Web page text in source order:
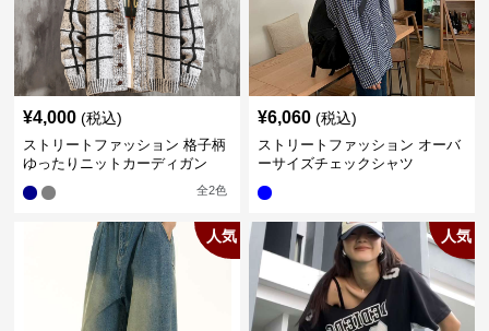
¥4,000 (税込)
ストリートファッション 格子柄
ゆったりニットカーディガン
全2色
¥6,060 (税込)
ストリートファッション オーバ
ーサイズチェックシャツ
人気 人気